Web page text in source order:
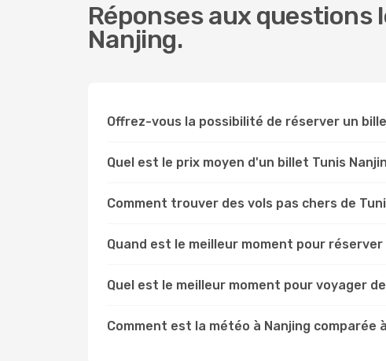
Réponses aux questions
Nanjing.
Offrez-vous la possibilité de réserver un
Quel est le prix moyen d'un billet Tunis
Comment trouver des vols pas chers de
Quand est le meilleur moment pour réserver
Quel est le meilleur moment pour voyager
Comment est la météo à Nanjing comparée